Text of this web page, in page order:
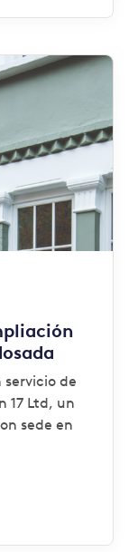
de
17 Ltd, un
sede en